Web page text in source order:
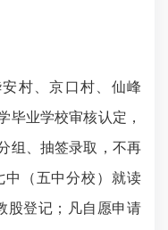
村、京口村、仙峰
毕业学校审核认定，
组、抽签录取，不再
（五中分校）就读
股登记；凡自愿申请